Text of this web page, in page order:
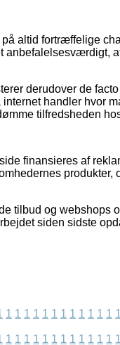
på altid fortræffelige
anbefalelsesværdigt,
derudover de
internet handler hvor
tilfredsheden
finansieres af
tilbud og webshops
siden sidste
1 1 1 1 1 1 1 1 1 1 1 1 1
1 1 1 1 1 1 1 1 1 1 1 1 1